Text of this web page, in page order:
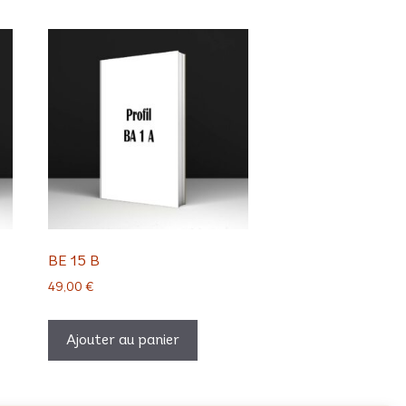
BE 15 B
49,00 €
Ajouter au panier